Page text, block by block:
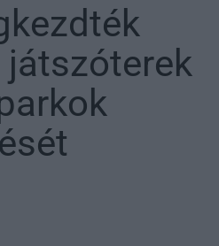
játszóterek